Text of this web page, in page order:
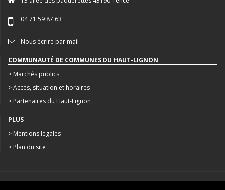
04 71 59 87 63
Nous écrire par mail
COMMUNAUTÉ DE COMMUNES DU HAUT-LIGNON
> Marchés publics
> Accès, situation et horaires
> Partenaires du Haut-Lignon
PLUS
> Mentions légales
> Plan du site